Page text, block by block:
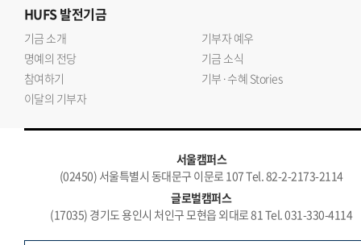
HUFS발전기금
기금 소개
기부자 예우
명예의 전당
기금 소식
참여하기
기부·수혜 Stories
이달의 기부자
서울캠퍼스
(02450) 서울특별시 동대문구 이문로 107 Tel. 82-2-2173-2114
글로벌캠퍼스
(17035) 경기도 용인시 처인구 모현읍 외대로 81 Tel. 031-330-4114